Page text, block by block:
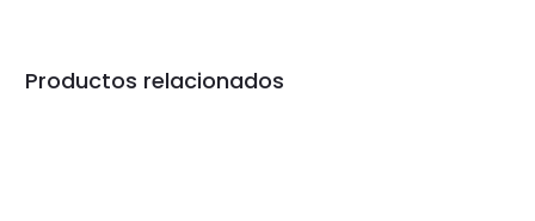
Productos relacionados